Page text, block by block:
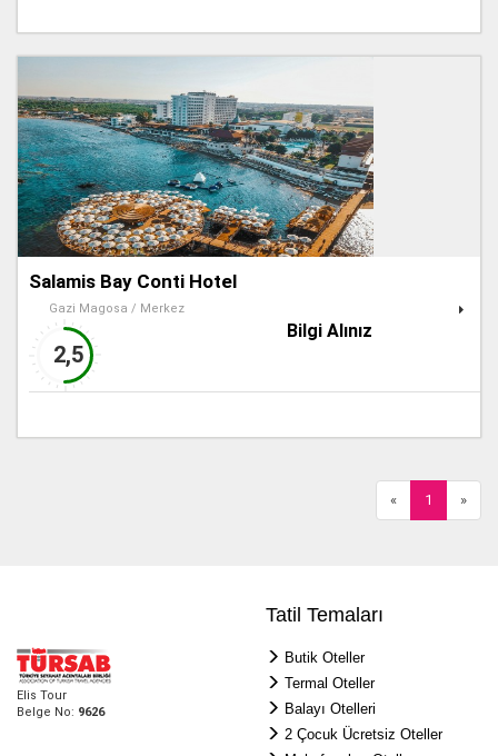
Salamis Bay Conti Hotel
Gazi Magosa / Merkez
2,5
Bilgi Alınız
« 1 »
Elis Tour
Belge No: 9626
Tatil Temaları
Butik Oteller
Termal Oteller
Balayı Otelleri
2 Çocuk Ücretsiz Oteller